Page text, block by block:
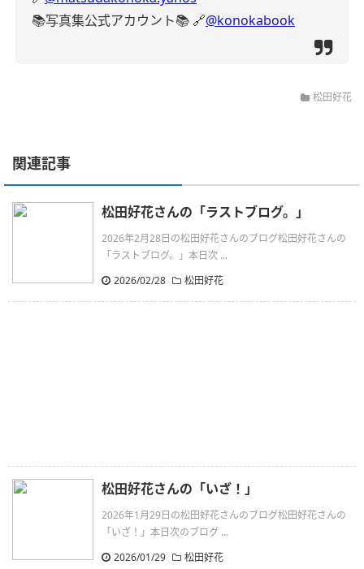
📚写真集公式アカウント📚 🔗@konokabook
松田好花
関連記事
松田好花さんの「ラストブログ。」
2026年2月28日の松田好花さんのブログ松田好花さんの
「ラストブログ。」本日次 ...
2026/02/28
松田好花
松田好花さんの「いざ！」
2026年1月29日の松田好花さんのブログ松田好花さんの
「いざ！」本日次のブログ ...
2026/01/29
松田好花